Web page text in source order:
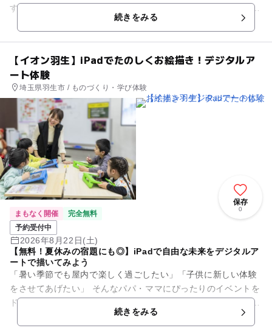
す。 ドコモショップで、まるで魔法のようなお絵描き体験をし
続きをみる
【イオン羽生】iPadでたのしくお絵描き！デジタルア
ート体験
埼玉県羽生市 / ものづくり・学び体験
保存
0
まもなく開催
完全無料
予約受付中
2026年8月22日(土)
【無料！夏休みの宿題にも◎】iPadで自由な未来をデジタルア
ートで描いてみよう
「暑い季節でも屋内で楽しく過ごしたい」「子供に新しい体験
をさせてあげたい」 そんなパパ・ママにぴったりのイベントを
ドコモショップで開催します。 いま話題の「デジタルアート」
続きをみる